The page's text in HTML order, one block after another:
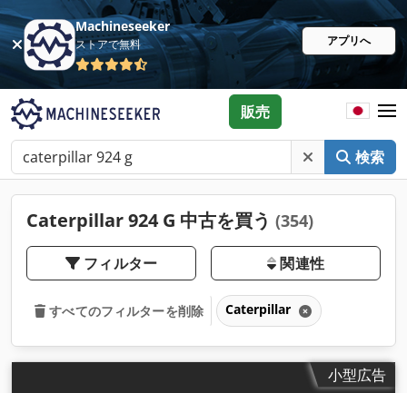
Machineseeker
ストアで無料 アプリへ
検索
販売
Caterpillar 924 G 中古を買う (354)
フィルター 関連性
すべてのフィルターを削除 Caterpillar
小型広告